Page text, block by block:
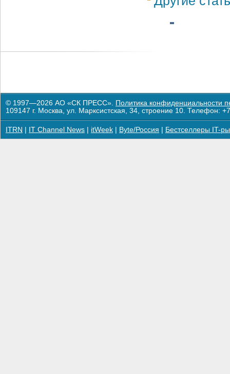
© 1997—2026 АО «СК ПРЕСС». Политика конфиденциальности
109147 г. Москва, ул. Марксистская, 34, строение 10. Телефон:
ITRN IT Channel News itWeek Byte/Россия Бестселлеры IT-